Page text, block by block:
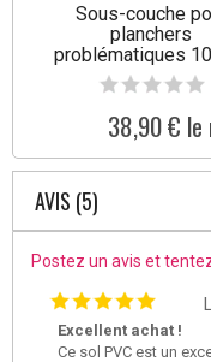
Sous-couche
planchers
problématiques
Tullus
38,90 € le
AVIS (5)
Postez un avis et
Excellent achat !
Ce sol PVC est un